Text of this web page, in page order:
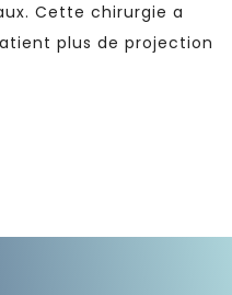
Cette chirurgie a
plus de projection